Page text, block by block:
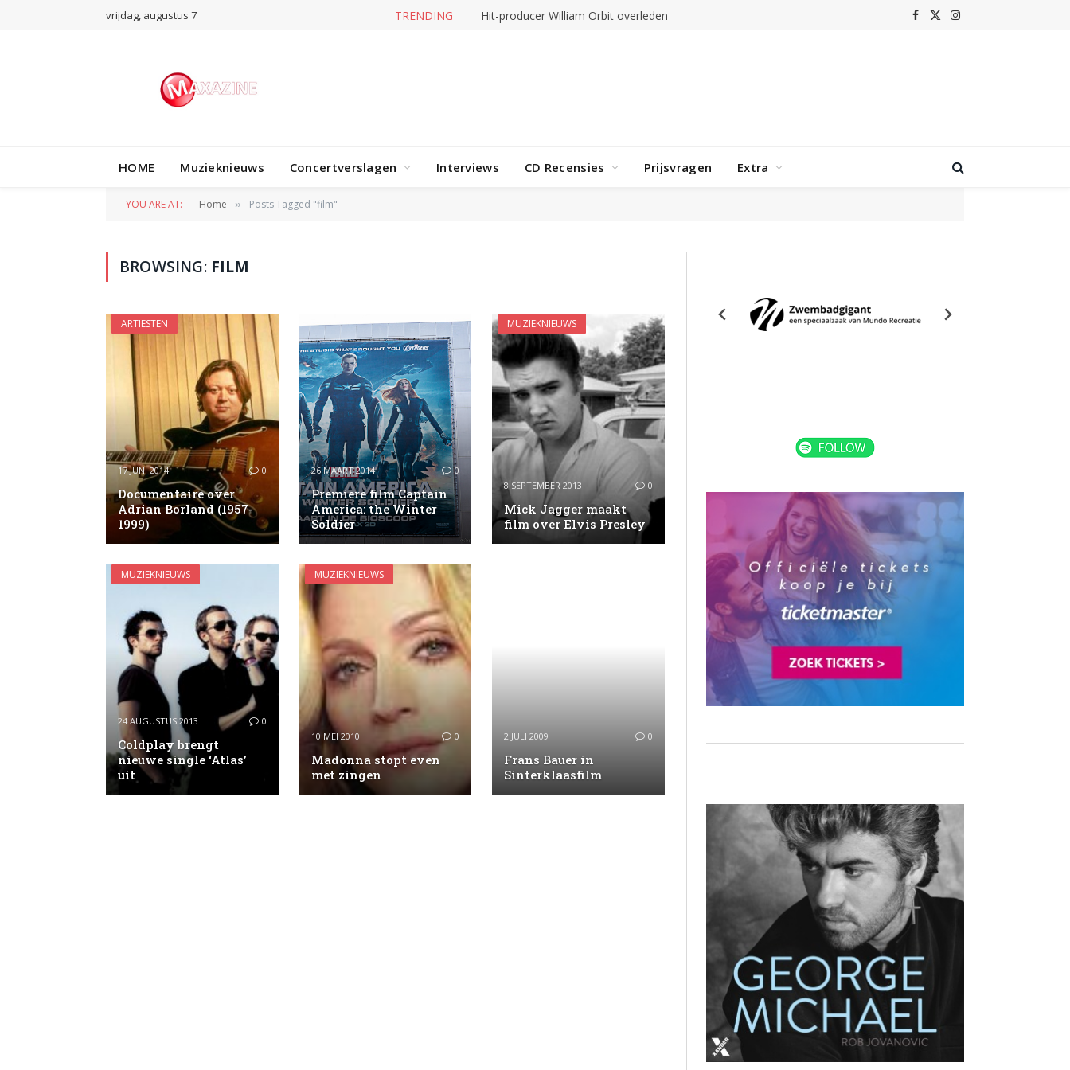
vrijdag, augustus 7 TRENDING Hit-producer William Orbit overleden Facebook
X
Instagram
HOME Muzieknieuws Concertverslagen Interviews CD Recensies Prijsvragen Extra
YOU ARE AT: Home » Posts Tagged "film"
BROWSING: FILM
ARTIESTEN
17 JUNI 2014 0
Documentaire over
Adrian Borland (1957-
1999)
26 MAART 2014 0
Premiere film Captain
America: the Winter
Soldier
MUZIEKNIEUWS
8 SEPTEMBER 2013 0
Mick Jagger maakt
film over Elvis Presley
MUZIEKNIEUWS
24 AUGUSTUS 2013 0
Coldplay brengt
nieuwe single ‘Atlas’
uit
MUZIEKNIEUWS
10 MEI 2010 0
Madonna stopt even
met zingen
2 JULI 2009 0
Frans Bauer in
Sinterklaasfilm